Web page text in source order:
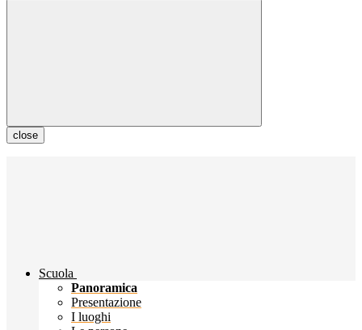
close
Scuola
Panoramica
Presentazione
I luoghi